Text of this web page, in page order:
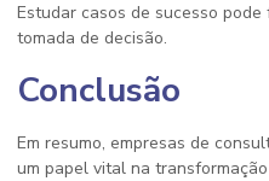
Estudar casos de sucesso
tomada de decisão.
Conclusão
Em resumo, empresas de
um papel vital na